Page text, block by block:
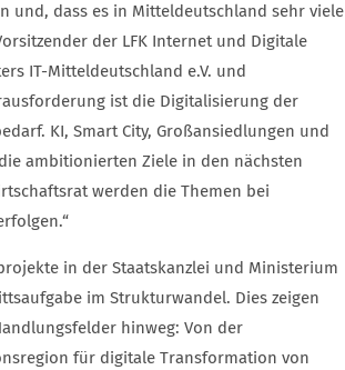
und, dass es in Mitteldeutschland sehr viele
der LFK Internet und Digitale
IT-Mitteldeutschland e.V. und
ist die Digitalisierung der
KI, Smart City, Großansiedlungen und
ambitionierten Ziele in den nächsten
werden die Themen bei
in der Staatskanzlei und Ministerium
im Strukturwandel. Dies zeigen
hinweg: Von der
für digitale Transformation von